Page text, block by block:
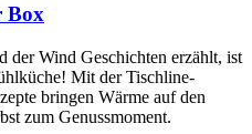
Box
der Wind Geschichten erzählt, ist
Mit der Tischline-
bringen Wärme auf den
zum Genussmoment.